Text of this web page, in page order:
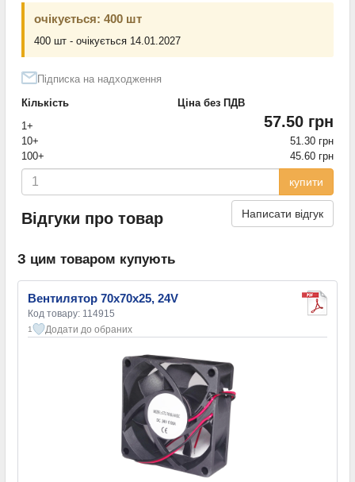
очікується: 400 шт
400 шт - очікується 14.01.2027
Підписка на надходження
Кількість
Ціна без ПДВ
1+
57.50 грн
10+
51.30 грн
100+
45.60 грн
купити
Відгуки про товар Написати відгук
З цим товаром купують
Вентилятор 70x70x25, 24V
Код товару: 114915
1 Додати до обраних